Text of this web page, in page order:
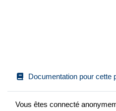
Documentation pour cette
Vous êtes connecté